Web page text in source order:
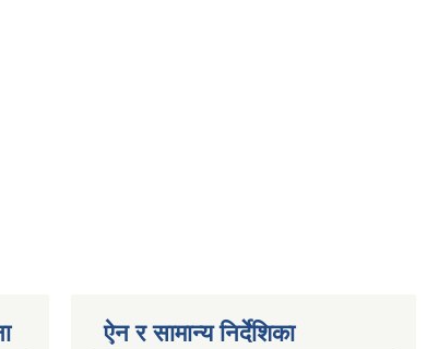
ऐन र सामान्य निर्देशिका